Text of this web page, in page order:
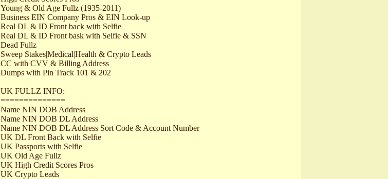
Young & Old Age Fullz (1935-2011)
Business EIN Company Pros & EIN Look-up
Real DL & ID Front back with Selfie
Real DL & ID Front bask with Selfie & SSN
Dead Fullz
Sweep Stakes|Medical|Health & Crypto Leads
CC with CVV & Billing Address
Dumps with Pin Track 101 & 202
UK FULLZ INFO:
==============
Name NIN DOB Address
Name NIN DOB DL Address
Name NIN DOB DL Address Sort Code & Account Number
UK DL Front Back with Selfie
UK Passports with Selfie
UK Old Age Fullz
UK High Credit Scores Pros
UK Crypto Leads